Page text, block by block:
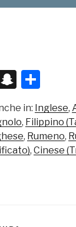
S
n
a
p
c
o
n
di
vi
in: Inglese
Filippino
Rumeno
Cinese